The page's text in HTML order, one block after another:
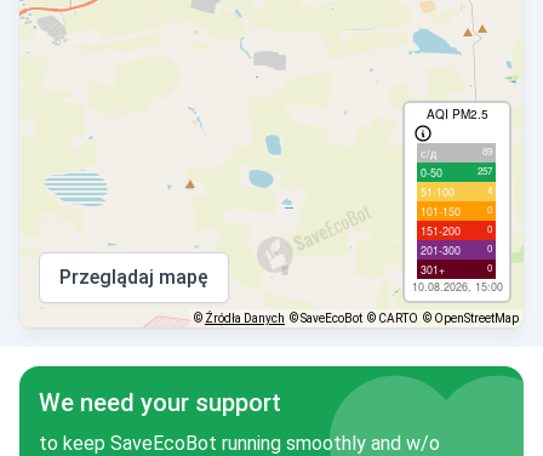
AQI PM2.5
с/д 89
0-50 257
51-100 4
101-150 0
151-200 0
201-300 0
301+ 0
10.08.2026, 15:00
Przeglądaj mapę
© Źródła Danych © SaveEcoBot © CARTO © OpenStreetMap
We need your support
to keep SaveEcoBot running smoothly and w/o